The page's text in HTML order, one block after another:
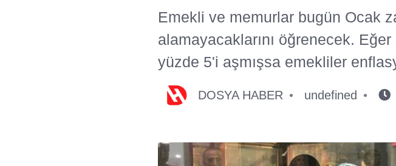
Emekli ve memurlar bugün Ocak
alamayacaklarını öğrenecek.
yüzde 5'i aşmışsa emekliler
DOSYA HABER undefined